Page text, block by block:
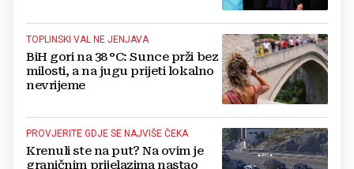
TOPLINSKI VAL NE JENJAVA
BiH gori na 38 °C: Sunce prži bez
milosti, a na jugu prijeti lokalno
nevrijeme
PROVJERITE GDJE SE NAJVIŠE ČEKA
Krenuli ste na put? Na ovim je
graničnim prijelazima nastao